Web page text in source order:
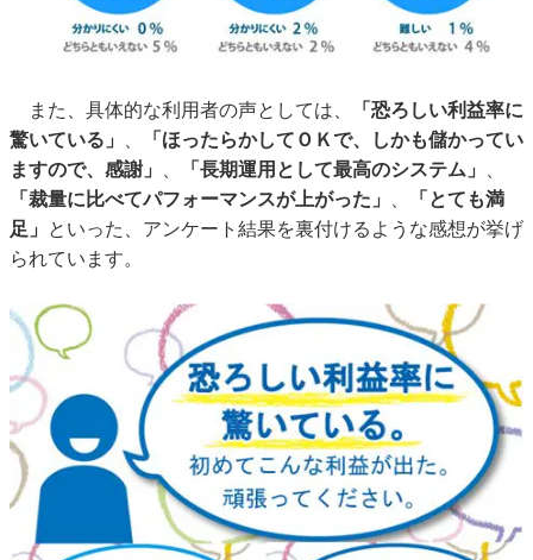
また、具体的な利用者の声としては、
「恐ろしい利益率に
驚いている」
「ほったらかしてＯＫで、しかも儲かってい
ますので、感謝」
「長期運用として最高のシステム」
「裁量に比べてパフォーマンスが上がった」
「とても満
足」
といった、アンケート結果を裏付けるような感想が挙げ
られています。